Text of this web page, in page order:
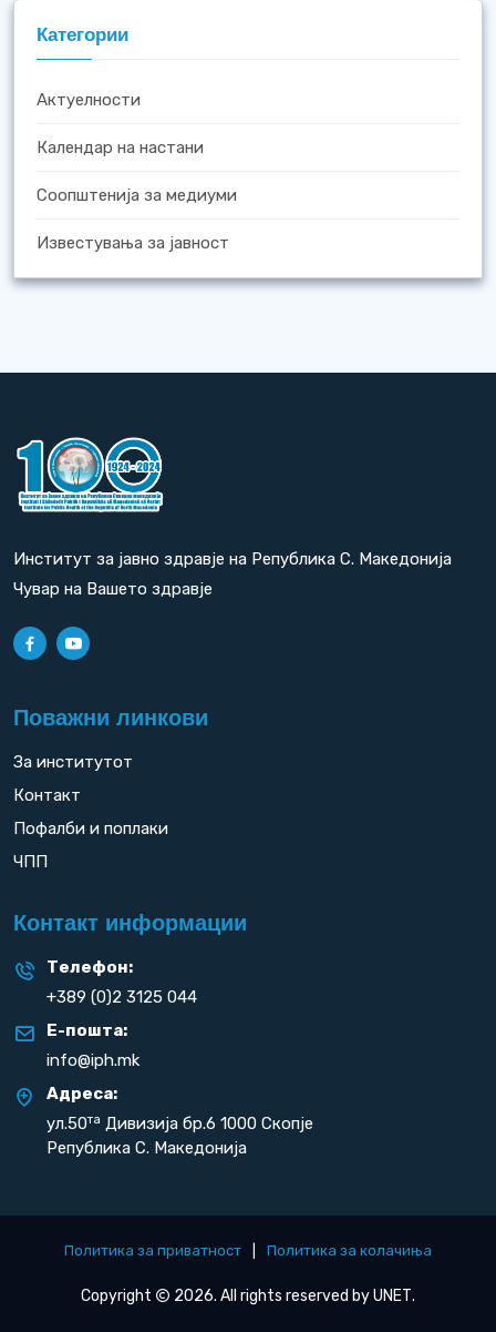
Категории
Актуелности
Календар на настани
Соопштенија за медиуми
Известувања за јавност
Институт за јавно здравје на Република С. Македонија
Чувар на Вашето здравје
Поважни линкови
За институтот
Контакт
Пофалби и поплаки
ЧПП
Контакт информации
Телефон:
+389 (0)2 3125 044
Е-пошта:
info@iph.mk
Адреса:
ул.50та Дивизија бр.6 1000 Скопје
Република С. Македонија
Политика за приватност Политика за колачиња
Copyright 2026. All rights reserved byUNET.